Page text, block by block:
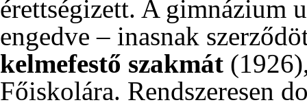
érettségizett. A gimnázium
engedve – inasnak
kelmefestő szakmát (1926
Főiskolára. Rendszeresen